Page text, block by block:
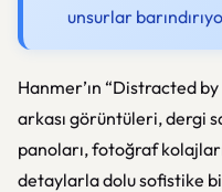
unsurlar
Hanmer’ın “Distracted
arkası görüntüleri, dergi
panoları, fotoğraf
detaylarla dolu sofistike